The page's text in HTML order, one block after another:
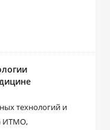
технологий и
ИТМО,